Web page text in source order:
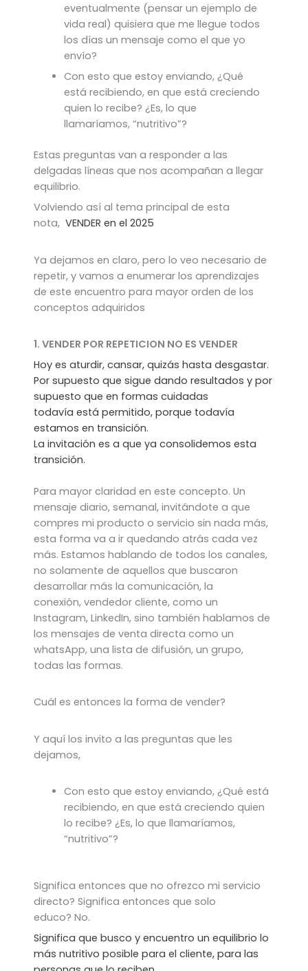
eventualmente (pensar un ejemplo de
vida real) quisiera que me llegue todos
los días un mensaje como el que yo
envío?
Con esto que estoy enviando, ¿Qué
está recibiendo, en que está creciendo
quien lo recibe? ¿Es, lo que
llamaríamos, “nutritivo”?
Estas preguntas van a responder a las
delgadas líneas que nos acompañan a llegar
equilibrio.
Volviendo así al tema principal de esta
nota, VENDER en el 2025
Ya dejamos en claro, pero lo veo necesario de
repetir, y vamos a enumerar los aprendizajes
de este encuentro para mayor orden de los
conceptos adquiridos
1. VENDER POR REPETICION NO ES VENDER
Hoy es aturdir, cansar, quizás hasta desgastar.
Por supuesto que sigue dando resultados y por
supuesto que en formas cuidadas
todavía está permitido, porque todavía
estamos en transición.
La invitación es a que ya consolidemos esta
transición.
Para mayor claridad en este concepto. Un
mensaje diario, semanal, invitándote a que
compres mi producto o servicio sin nada más,
esta forma va a ir quedando atrás cada vez
más. Estamos hablando de todos los canales,
no solamente de aquellos que buscaron
desarrollar más la comunicación, la
conexión, vendedor cliente, como un
Instagram, LinkedIn, sino también hablamos de
los mensajes de venta directa como un
whatsApp, una lista de difusión, un grupo,
todas las formas.
Cuál es entonces la forma de vender?
Y aquí los invito a las preguntas que les
dejamos,
Con esto que estoy enviando, ¿Qué está
recibiendo, en que está creciendo quien
lo recibe? ¿Es, lo que llamaríamos,
“nutritivo”?
Significa entonces que no ofrezco mi servicio
directo? Significa entonces que solo
educo? No.
Significa que busco y encuentro un equilibrio lo
más nutritivo posible para el cliente, para las